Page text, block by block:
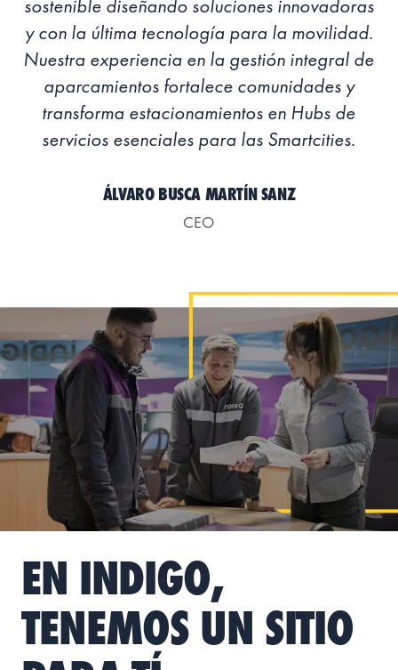
sostenible diseñando soluciones innovadoras
y con la última tecnología para la movilidad.
Nuestra experiencia en la gestión integral de
aparcamientos fortalece comunidades y
transforma estacionamientos en Hubs de
servicios esenciales para las Smartcities.
ÁLVARO BUSCA MARTÍN SANZ
CEO
EN INDIGO,
TENEMOS UN SITIO